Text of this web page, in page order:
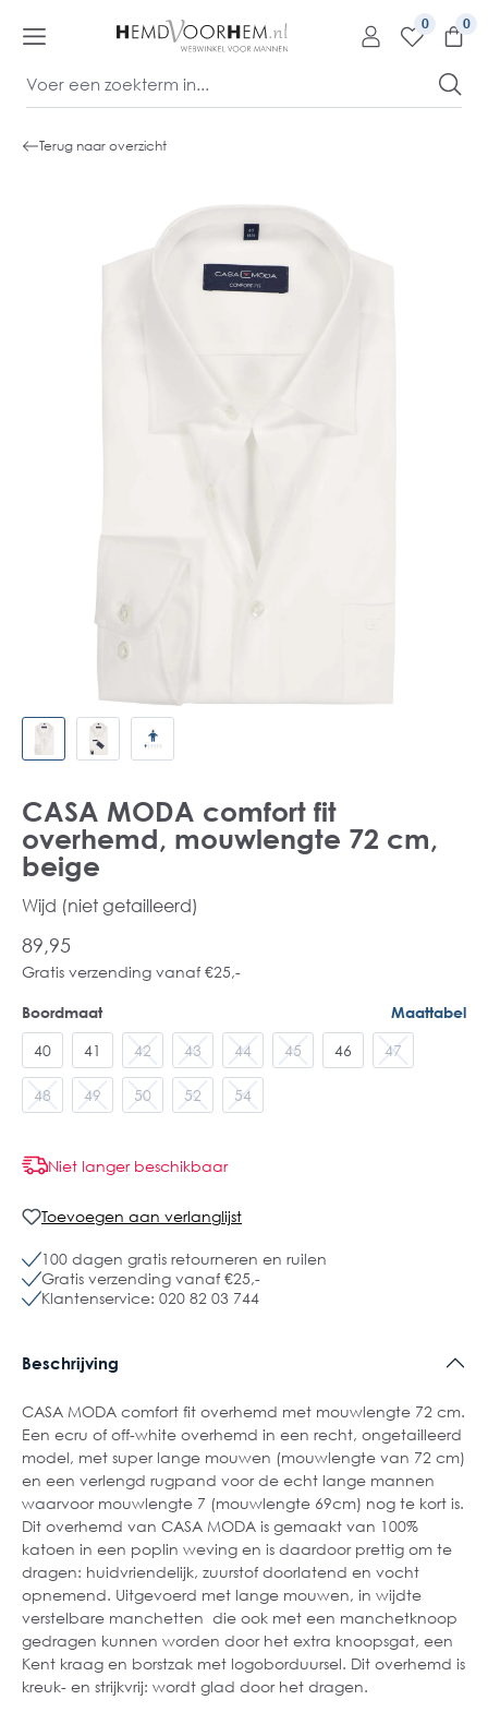
0
Terug naar overzicht
CASA MODA comfort fit
overhemd, mouwlengte 72 cm,
beige
Wijd (niet getailleerd)
89,95
Gratis verzending vanaf €25,-
Boordmaat Maattabel
40 41 42 43 44 45 46 47
48 49 50 52 54
Niet langer beschikbaar
Toevoegen aan verlanglijst
100 dagen gratis retourneren en ruilen
Gratis verzending vanaf €25,-
Klantenservice: 020 82 03 744
Beschrijving
CASA MODA comfort fit overhemd met mouwlengte 72 cm.
Een ecru of off-white overhemd in een recht, ongetailleerd
model, met super lange mouwen (mouwlengte van 72 cm)
en een verlengd rugpand voor de echt lange mannen
waarvoor mouwlengte 7 (mouwlengte 69cm) nog te kort is.
Dit overhemd van CASA MODA is gemaakt van 100%
katoen in een poplin weving en is daardoor prettig om te
dragen: huidvriendelijk, zuurstof doorlatend en vocht
opnemend. Uitgevoerd met lange mouwen, in wijdte
verstelbare manchetten die ook met een manchetknoop
gedragen kunnen worden door het extra knoopsgat, een
Kent kraag en borstzak met logoborduursel. Dit overhemd is
kreuk- en strijkvrij: wordt glad door het dragen.